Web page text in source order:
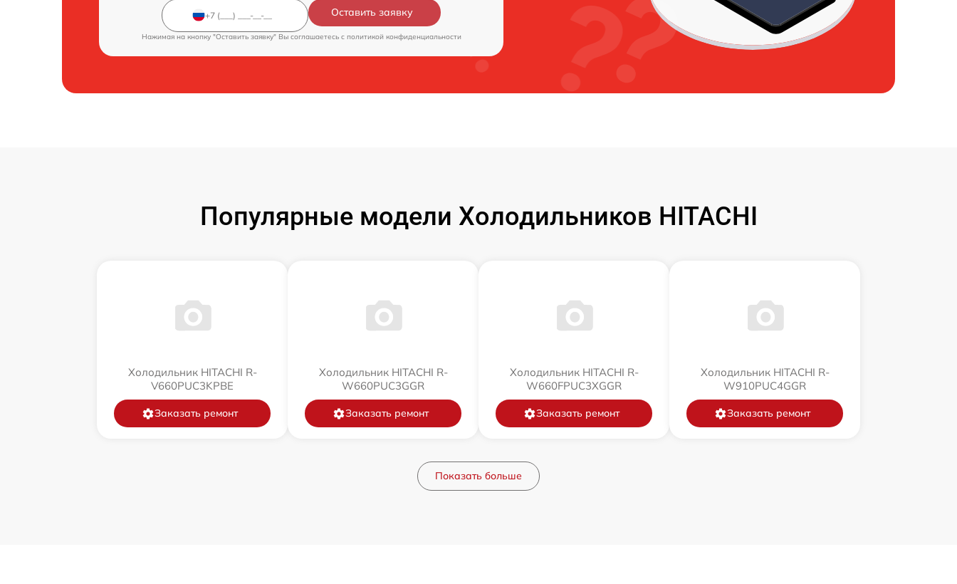
Оставить заявку
Нажимая на кнопку "Оставить заявку" Вы соглашаетесь c политикой конфиденциальности
Популярные модели Холодильников HITACHI
Холодильник HITACHI R-
V660PUC3KPBE
Заказать ремонт
Холодильник HITACHI R-
W660PUC3GGR
Заказать ремонт
Холодильник HITACHI R-
W660FPUC3XGGR
Заказать ремонт
Холодильник HITACHI R-
W910PUC4GGR
Заказать ремонт
Показать больше